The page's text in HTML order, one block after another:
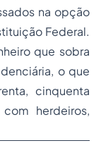
na opção
Federal.
que sobra
o que
cinquenta
herdeiros,